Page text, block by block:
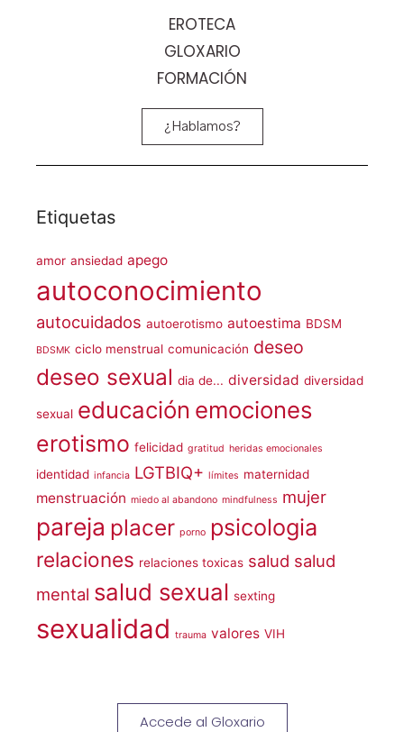
EROTECA
GLOXARIO
FORMACIÓN
¿Hablamos?
Etiquetas
amor ansiedad apego
autoconocimiento
autocuidados autoerotismo autoestima BDSM
BDSMK ciclo menstrual comunicación deseo
deseo sexual dia de... diversidad diversidad
sexual educación emociones
erotismo felicidad gratitud heridas emocionales
identidad infancia LGTBIQ+ límites maternidad
menstruación miedo al abandono mindfulness mujer
pareja placer porno psicologia
relaciones relaciones toxicas salud salud
mental salud sexual sexting
sexualidad trauma valores VIH
Accede al Gloxario